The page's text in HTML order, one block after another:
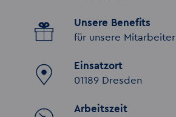
Unsere Benefits
für unsere Mitarbeiter
Einsatzort
01189 Dresden
Arbeitszeit